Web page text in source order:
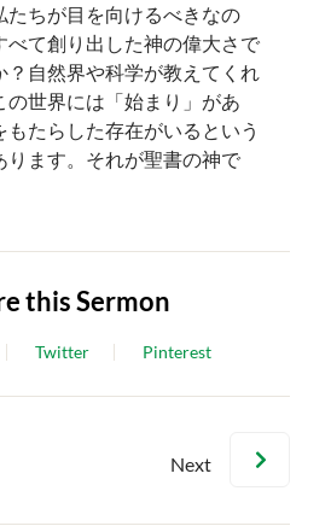
たちが目を向けるべきなの
べて創り出した神の偉大さで
？自然界や科学が教えてくれ
の世界には「始まり」があ
もたらした存在がいるという
ります。それが聖書の神で
this Sermon
Twitter Pinterest
Next